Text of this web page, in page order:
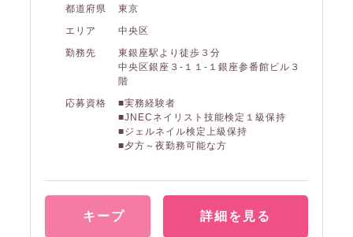
都道府県
東京
エリア
中央区
勤務先
東銀座駅より徒歩３分
中央区銀座３-１１-１銀座参番館ビル３
階
応募資格
■実務経験者
■JNECネイリスト技能検定１級保持
■ジェルネイル検定上級保持
■夕方～夜勤務可能な方
キープ 詳細を見る